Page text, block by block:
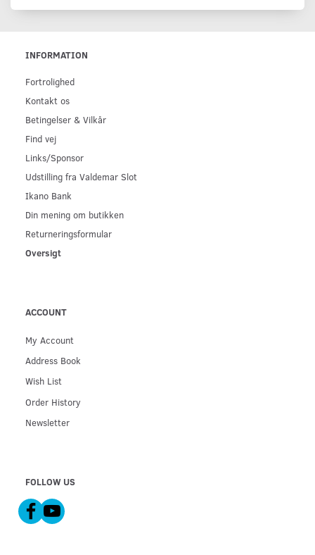
INFORMATION
Fortrolighed
Kontakt os
Betingelser & Vilkår
Find vej
Links/Sponsor
Udstilling fra Valdemar Slot
Ikano Bank
Din mening om butikken
Returneringsformular
Oversigt
ACCOUNT
My Account
Address Book
Wish List
Order History
Newsletter
FOLLOW US